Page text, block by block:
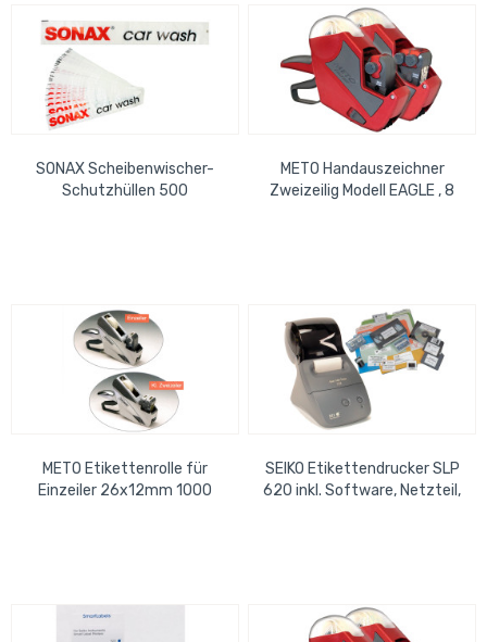
SONAX Scheibenwischer-
Schutzhüllen 500
METO Handauszeichner
Zweizeilig Modell EAGLE , 8
METO Etikettenrolle für
Einzeiler 26x12mm 1000
SEIKO Etikettendrucker SLP
620 inkl. Software, Netzteil,